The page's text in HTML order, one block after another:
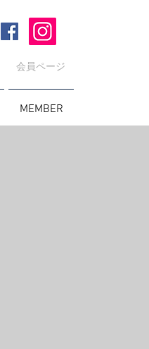
会員ページ
MEMBER